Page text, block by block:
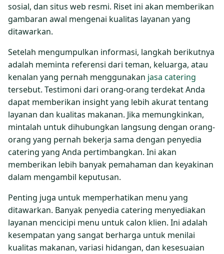
sosial, dan situs web resmi. Riset ini akan memberikan
gambaran awal mengenai kualitas layanan yang
ditawarkan.
Setelah mengumpulkan informasi, langkah berikutnya
adalah meminta referensi dari teman, keluarga, atau
kenalan yang pernah menggunakan jasa catering
tersebut. Testimoni dari orang-orang terdekat Anda
dapat memberikan insight yang lebih akurat tentang
layanan dan kualitas makanan. Jika memungkinkan,
mintalah untuk dihubungkan langsung dengan orang-
orang yang pernah bekerja sama dengan penyedia
catering yang Anda pertimbangkan. Ini akan
memberikan lebih banyak pemahaman dan keyakinan
dalam mengambil keputusan.
Penting juga untuk memperhatikan menu yang
ditawarkan. Banyak penyedia catering menyediakan
layanan mencicipi menu untuk calon klien. Ini adalah
kesempatan yang sangat berharga untuk menilai
kualitas makanan, variasi hidangan, dan kesesuaian